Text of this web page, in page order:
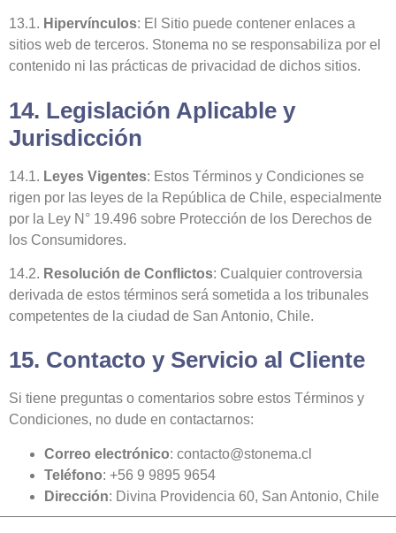
13.1. Hipervínculos: El Sitio puede contener enlaces a
sitios web de terceros. Stonema no se responsabiliza por el
contenido ni las prácticas de privacidad de dichos sitios.
14. Legislación Aplicable y
Jurisdicción
14.1. Leyes Vigentes: Estos Términos y Condiciones se
rigen por las leyes de la República de Chile, especialmente
por la Ley N° 19.496 sobre Protección de los Derechos de
los Consumidores.
14.2. Resolución de Conflictos: Cualquier controversia
derivada de estos términos será sometida a los tribunales
competentes de la ciudad de San Antonio, Chile.
15. Contacto y Servicio al Cliente
Si tiene preguntas o comentarios sobre estos Términos y
Condiciones, no dude en contactarnos:
Correo electrónico: contacto@stonema.cl
Teléfono: +56 9 9895 9654
Dirección: Divina Providencia 60, San Antonio, Chile